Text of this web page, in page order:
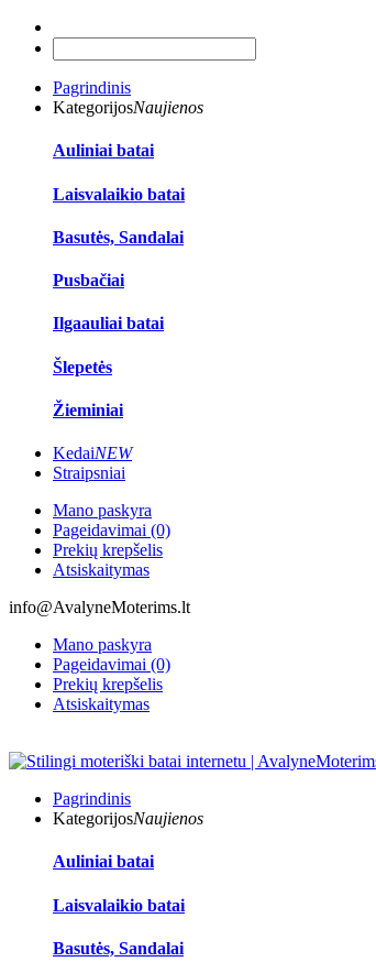
Pagrindinis
KategorijosNaujienos
Auliniai batai
Laisvalaikio batai
Basutės, Sandalai
Pusbačiai
Ilgaauliai batai
Šlepetės
Žieminiai
KedaiNEW
Straipsniai
Mano paskyra
Pageidavimai (0)
Prekių krepšelis
Atsiskaitymas
info@AvalyneMoterims.lt
Mano paskyra
Pageidavimai (0)
Prekių krepšelis
Atsiskaitymas
Pagrindinis
KategorijosNaujienos
Auliniai batai
Laisvalaikio batai
Basutės, Sandalai